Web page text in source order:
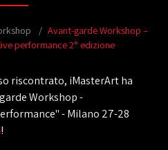
Avant-garde Workshop –
performance 2° edizione
riscontrato, iMasterArt ha
Workshop -
- Milano 27-28
!